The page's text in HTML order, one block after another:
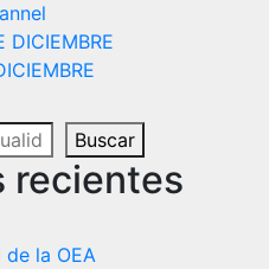
DICIEMBRE
Buscar
recientes
la OEA